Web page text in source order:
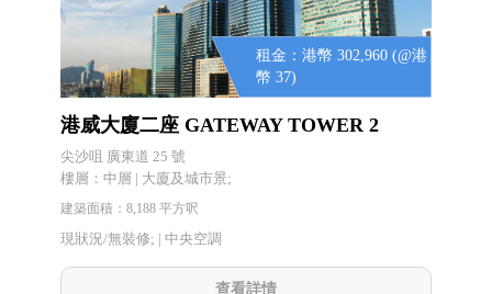
租金：港幣 302,960 (@港
幣 37)
港威大廈二座 GATEWAY TOWER 2
尖沙咀 廣東道 25 號
樓層：中層 | 大廈及城市景;
建築面積：8,188 平方呎
現狀況/無裝修; | 中央空調
查看詳情